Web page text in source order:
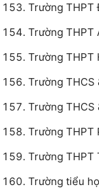
Trường THPT
Trường THPT
Trường THPT
Trường THCS
Trường THCS
Trường THPT
Trường THPT
Trường tiểu